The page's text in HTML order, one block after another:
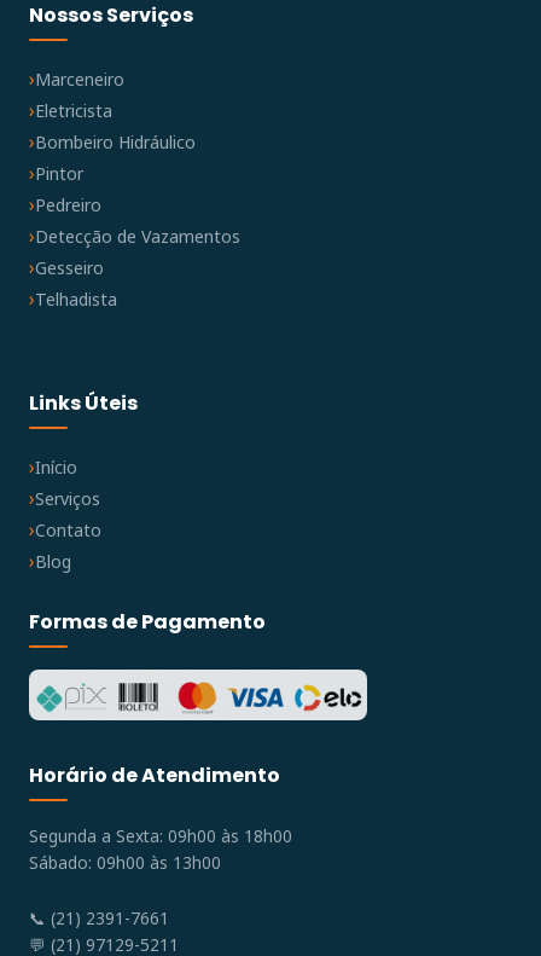
Nossos Serviços
Marceneiro
Eletricista
Bombeiro Hidráulico
Pintor
Pedreiro
Detecção de Vazamentos
Gesseiro
Telhadista
Links Úteis
Início
Serviços
Contato
Blog
Formas de Pagamento
Horário de Atendimento
Segunda a Sexta: 09h00 às 18h00
Sábado: 09h00 às 13h00
📞 (21) 2391-7661
💬 (21) 97129-5211